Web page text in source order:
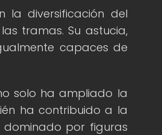
la diversificación del
tramas. Su astucia,
capaces de
solo ha ampliado la
ha contribuido a la
dominado por figuras